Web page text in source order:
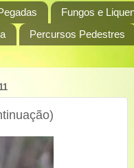
Fungos e
Percursos Pedestres